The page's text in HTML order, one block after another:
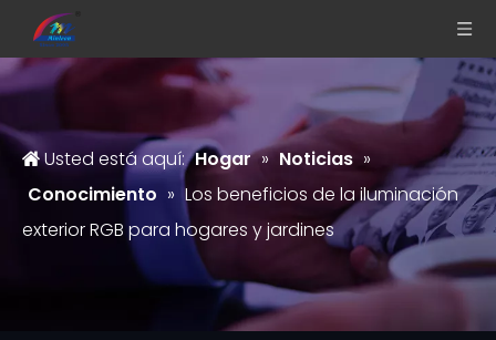
Usted está aquí: Hogar » Noticias »
Conocimiento » Los beneficios de la iluminación
exterior RGB para hogares y jardines